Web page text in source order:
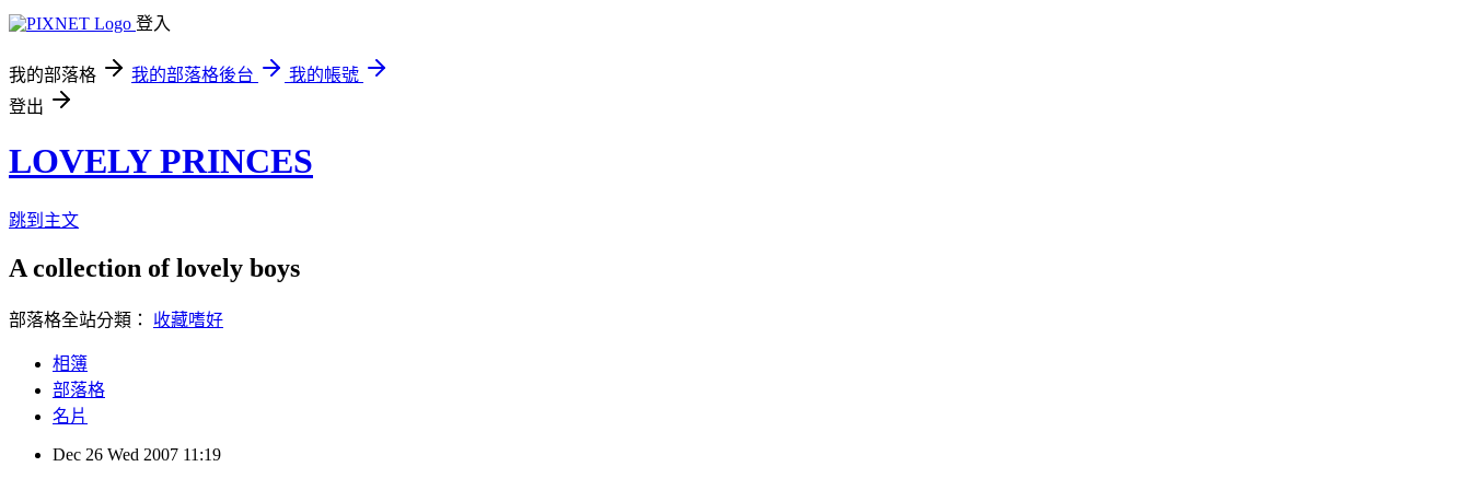
登入
我的部落格 我的部落格後台
我的帳號
登出
LOVELY PRINCES
跳到主文
A collection of lovely boys
部落格全站分類： 收藏嗜好
相簿
部落格
名片
Dec 26 Wed 2007 11:19